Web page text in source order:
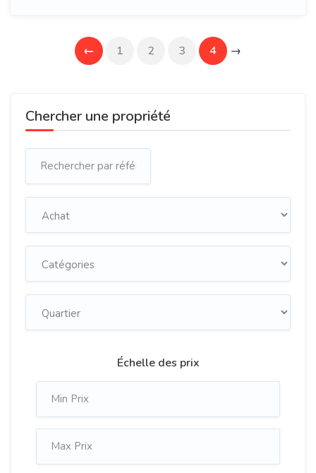
← 1 2 3 4 →
Chercher une propriété
Échelle des prix